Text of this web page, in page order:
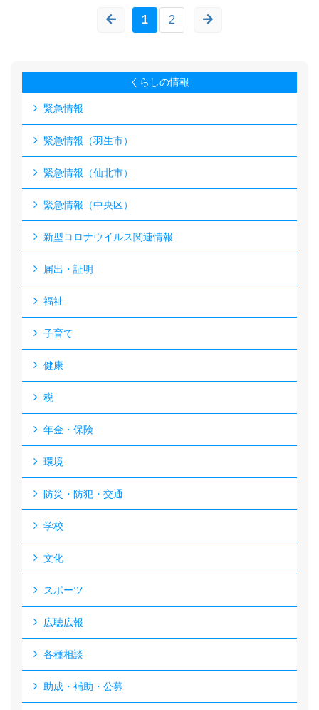
1 2
くらしの情報
緊急情報
緊急情報（羽生市）
緊急情報（仙北市）
緊急情報（中央区）
新型コロナウイルス関連情報
届出・証明
福祉
子育て
健康
税
年金・保険
環境
防災・防犯・交通
学校
文化
スポーツ
広聴広報
各種相談
助成・補助・公募